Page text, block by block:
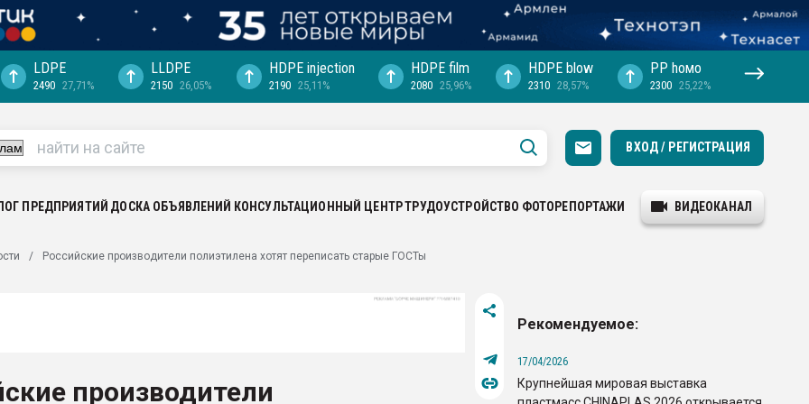
рынке
LDPE
2490 27,71%
LLDPE
2150 26,05%
HDPE injection
2190 25,11%
HDPE film
2080 25,96%
HDPE blow
2310 28,57%
PP hомо
2300 25,22%
ВХОД / РЕГИСТРАЦИЯ
ПРЕДПРИЯТИЙ ДОСКА ОБЪЯВЛЕНИЙ КОНСУЛЬТАЦИОННЫЙ ЦЕНТРТРУДОУСТРОЙСТВО ФОТОРЕПОРТАЖИ ВИДЕОКАНАЛ
Российские производители полиэтилена хотят переписать старые ГОСТы
производители
Рекомендуемое:
17/04/2026
Крупнейшая мировая выставка